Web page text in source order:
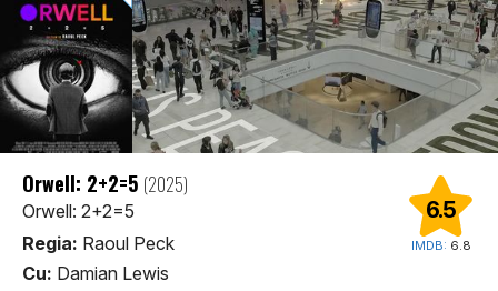
6.5
IMDB: 6.8
Orwell: 2+2=5 (2025)
Orwell: 2+2=5
Regia: Raoul Peck
Cu: Damian Lewis